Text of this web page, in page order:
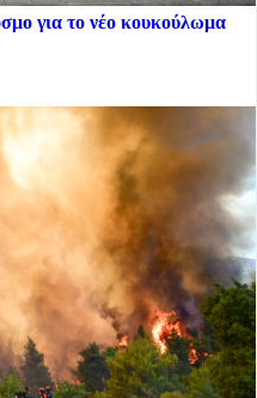
για το νέο κουκούλωμα